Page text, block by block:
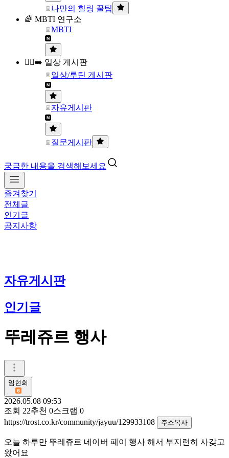
나만의 힐링 꿀팁
🌈 MBTI 연구소
MBTI
🏃‍♀️‍➡️ 일상 게시판
일상/루틴 게시판
자유게시판
질문게시판
궁금한 내용을 검색해보세요
즐겨찾기
전체글
인기글
공지사항
자유게시판
인기글
뚜레쥬르 행사
임현희
2026.05.08 09:53
조회 22추천 0스크랩 0
https://trost.co.kr/community/jayuu/129933108
주소복사
오늘 하루만 뚜레쥬르 네이버 페이 행사 해서 부지런히 사갖고
왔어요